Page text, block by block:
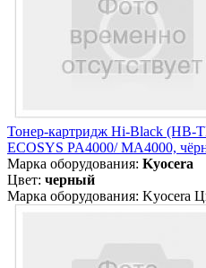
Тонер-картридж Hi-Black (HB-
ECOSYS PA4000/ MA4000,
Марка оборудования: Kyocera
Цвет: черный
Марка оборудования: Kyocera